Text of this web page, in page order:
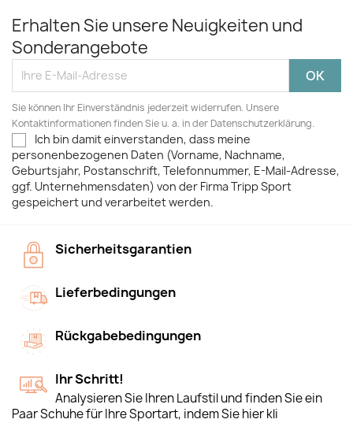
Erhalten Sie unsere Neuigkeiten und
Sonderangebote
Sie können Ihr Einverständnis jederzeit widerrufen. Unsere
Kontaktinformationen finden Sie u. a. in der Datenschutzerklärung.
Ich bin damit einverstanden, dass meine
personenbezogenen Daten (Vorname, Nachname,
Geburtsjahr, Postanschrift, Telefonnummer, E-Mail-Adresse,
ggf. Unternehmensdaten) von der Firma Tripp Sport
gespeichert und verarbeitet werden.
Sicherheitsgarantien
Lieferbedingungen
Rückgabebedingungen
Ihr Schritt!
Analysieren Sie Ihren Laufstil und finden Sie ein
Paar Schuhe für Ihre Sportart, indem Sie hier kli